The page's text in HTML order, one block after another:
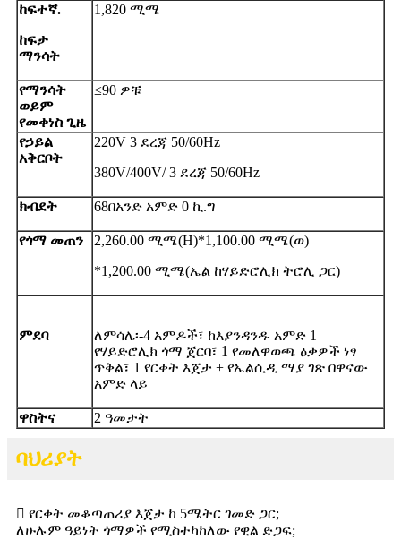
ከፍተኛ.
ከፍታ
ማንሳት
1,820 ሚሜ
የማንሳት
ወይም
የመቀነስ ጊዜ
≤90 ዎቹ
የኃይል
አቅርቦት
220V 3 ደረጃ 50/60Hz
380V/400V/ 3 ደረጃ 50/60Hz
ክብደት 68በአንድ አምድ 0 ኪ.ግ
የጎማ መጠን
2,260.00 ሚሜ(H)*1,100.00 ሚሜ(ወ)
*1,200.00 ሚሜ(ኤል ከሃይድሮሊክ ትሮሊ ጋር)
ምደባ ለምሳሌ፡-4 አምዶች፣ ከእያንዳንዱ አምድ 1
የሃይድሮሊክ ጎማ ጀርባ፣ 1 የመለዋወጫ ዕቃዎች ነፃ
ጥቅል፣ 1 የርቀት እጀታ + የኤልሲዲ ማያ ገጽ በዋናው
አምድ ላይ
ዋስትና 2 ዓመታት
ባህሪያት
 የርቀት መቆጣጠሪያ እጀታ ከ 5ሜትር ገመድ ጋር;
ለሁሉም ዓይነት ጎማዎች የሚስተካከለው የዊል ድጋፍ;